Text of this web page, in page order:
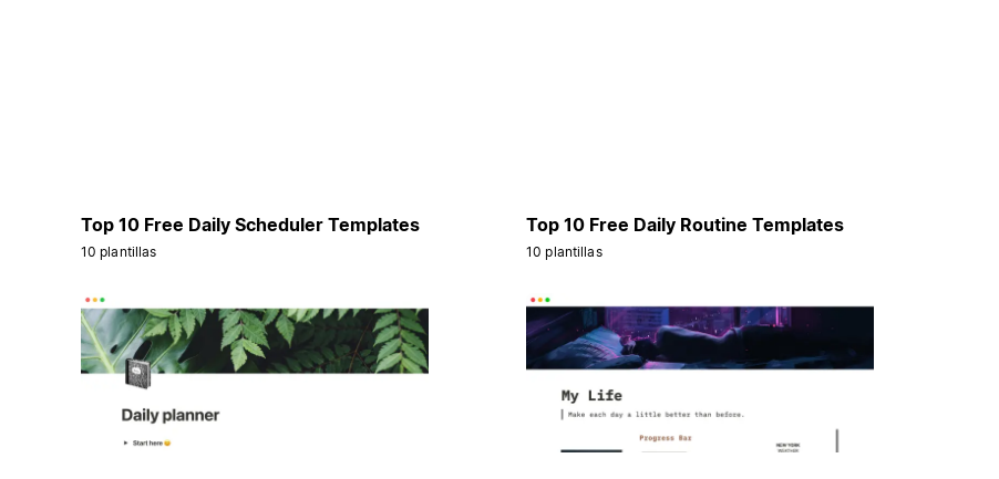
Top 10 Free Daily Scheduler Templates
10 plantillas
Top 10 Free Daily Routine Templates
10 plantillas